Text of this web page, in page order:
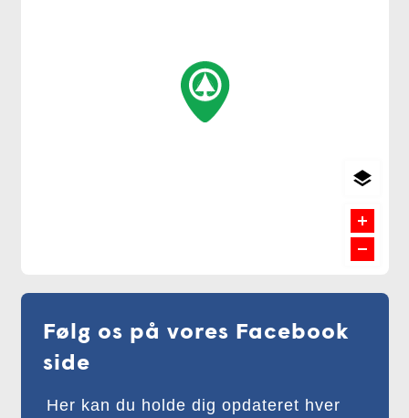
Følg os på vores Facebook
side
Her kan du holde dig opdateret hver